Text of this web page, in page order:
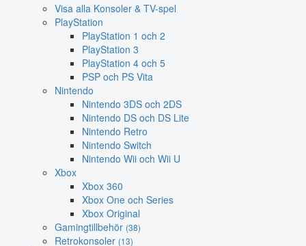
Visa alla Konsoler & TV-spel
PlayStation
PlayStation 1 och 2
PlayStation 3
PlayStation 4 och 5
PSP och PS Vita
Nintendo
Nintendo 3DS och 2DS
Nintendo DS och DS Lite
Nintendo Retro
Nintendo Switch
Nintendo Wii och Wii U
Xbox
Xbox 360
Xbox One och Series
Xbox Original
Gamingtillbehör (38)
Retrokonsoler (13)